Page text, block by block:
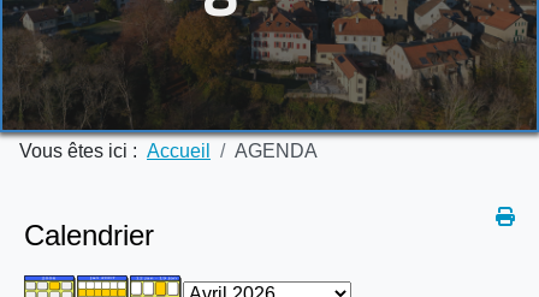
Vous êtes ici : Accueil AGENDA
Calendrier